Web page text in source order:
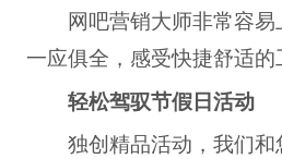
网吧营销大师非常容易
一应俱全，感受快捷舒适的
轻松驾驭节假日活动
独创精品活动，我们和